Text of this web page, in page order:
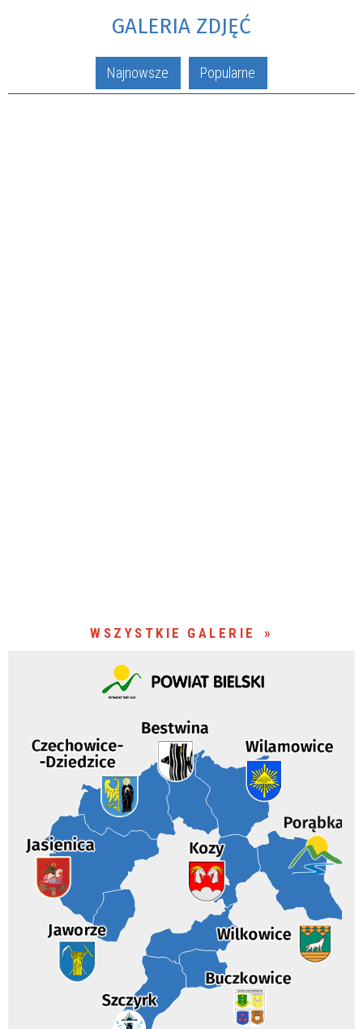
GALERIA ZDJĘĆ
Najnowsze Popularne
WSZYSTKIE GALERIE